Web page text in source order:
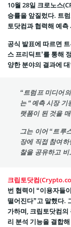
10월 28일 크로노스
승률을 앞질렀다. 트
토닷컴과 협력해 예
공식 발표에 따르면
스 프리딕트’를 통해
양한 분야의 결과에
“트럼프 미디어
는 “예측 시장 기
랫폼이 된 것을
그는 이어 “트루
장에 직접 참여
찰을 공유하고
크립토닷컴
번 협력이 “이용자들
떨어진다”고 말했다.
가하며, 크립토닷컴의
리 분석 기능을 결합